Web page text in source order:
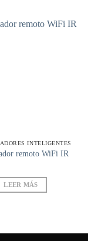
INTELIGENTES
remoto WiFi IR
LEER MÁS